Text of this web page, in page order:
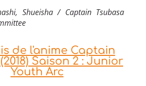
Shueisha / Captain Tsubasa
de l'anime Captain
Saison 2 : Junior
Youth Arc